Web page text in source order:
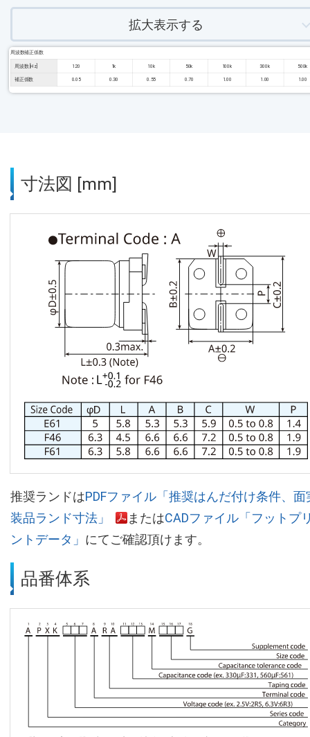
拡大表示する
周波数補正係数
周波数 [Hz] 120 1k 10k 50k 100k 300k 500k
補正係数 0.05 0.30 0.55 0.70 1.00 1.00 1.00
寸法図 [mm]
推奨ランドはPDFファイル「推奨はんだ付け条件、面
装品ランド寸法」
またはCADファイル「フットプ
ントデータ」 にてご確認頂けます。
品番体系